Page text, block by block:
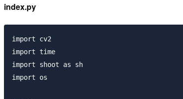
index.py
import cv2
import time
import shoot as sh
import os